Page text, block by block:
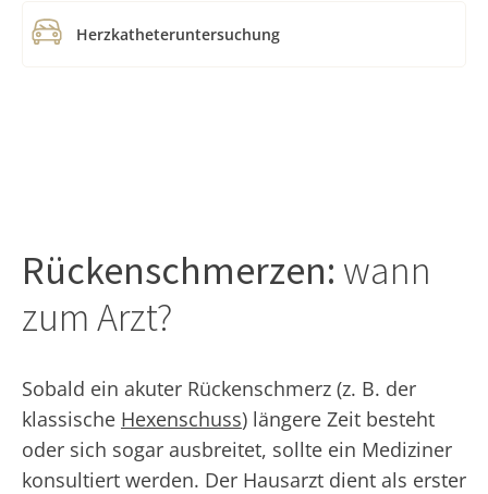
Herzkatheteruntersuchung
Rückenschmerzen: wann
zum Arzt?
Sobald ein akuter Rückenschmerz (z. B. der
klassische Hexenschuss) längere Zeit besteht
oder sich sogar ausbreitet, sollte ein Mediziner
konsultiert werden. Der Hausarzt dient als erster